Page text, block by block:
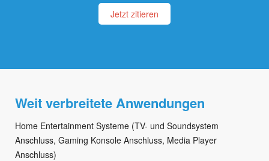
Jetzt zitieren
Weit verbreitete Anwendungen
Home Entertainment Systeme (TV- und Soundsystem
Anschluss, Gaming Konsole Anschluss, Media Player
Anschluss)